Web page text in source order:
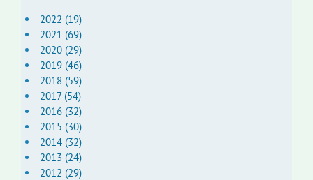
2022 (19)
2021 (69)
2020 (29)
2019 (46)
2018 (59)
2017 (54)
2016 (32)
2015 (30)
2014 (32)
2013 (24)
2012 (29)